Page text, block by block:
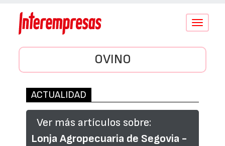
Conmutar
OVINO
ACTUALIDAD
Ver más artículos sobre:
Lonja Agropecuaria de Segovia -